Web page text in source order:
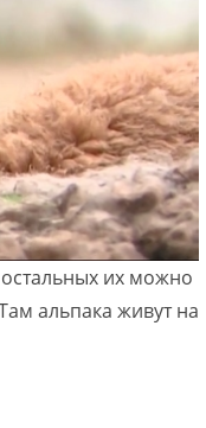
их можно
альпака живут на